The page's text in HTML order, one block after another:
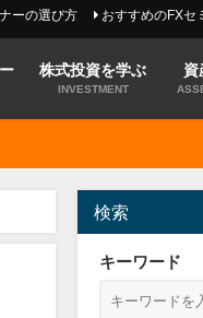
ーの選び方 おすすめのFXセ
株式投資を学ぶ
INVESTMENT
資
検索
キーワード